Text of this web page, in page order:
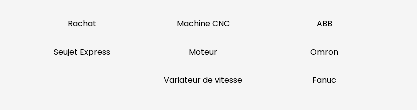
Rachat
Seujet Express
Machine CNC
Moteur
Variateur de vitesse
ABB
Omron
Fanuc